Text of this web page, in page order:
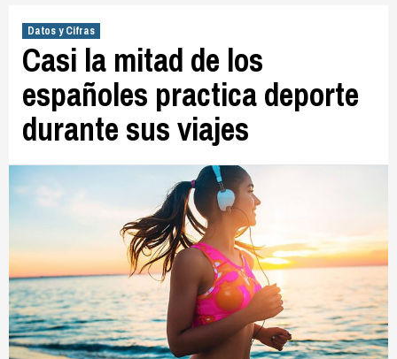
Datos y Cifras
Casi la mitad de los
españoles practica deporte
durante sus viajes